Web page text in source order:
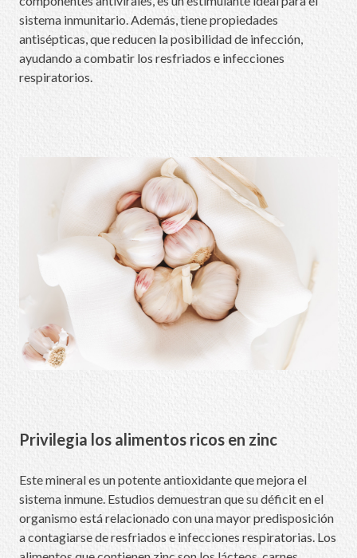
sistema inmunitario. Además, tiene propiedades
antisépticas, que reducen la posibilidad de infección,
ayudando a combatir los resfriados e infecciones
respiratorios.
Privilegia los alimentos ricos en zinc
Este mineral es un potente antioxidante que mejora el
sistema inmune. Estudios demuestran que su déficit en el
organismo está relacionado con una mayor predisposición
a contagiarse de resfriados e infecciones respiratorias. Los